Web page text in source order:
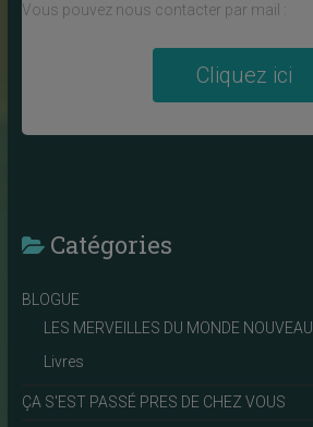
Vous pouvez nous contacter par mail :
Cliquez ici
Catégories
BLOGUE
LES MERVEILLES DU MONDE NOUVEAU
Livres
ÇA S'EST PASSÉ PRES DE CHEZ VOUS